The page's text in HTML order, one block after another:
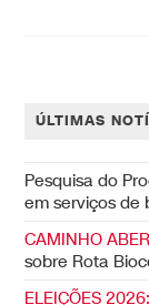
ÚLTIMAS
Pesquisa do
em serviços de
CAMINHO
sobre Rota
ELEIÇÕES 2026: